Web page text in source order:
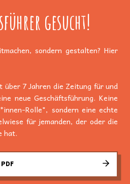
gesucht!
sondern gestalten? Hier
über 7 Jahren die Zeitung für und
neue Geschäftsführung. Keine
Rolle", sondern eine echte
für jemanden, der oder die
hat.